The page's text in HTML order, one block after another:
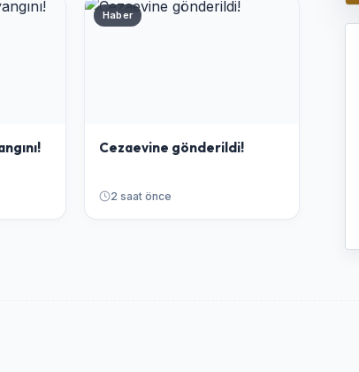
Haber
Cezaevine gönderildi!
2 saat önce